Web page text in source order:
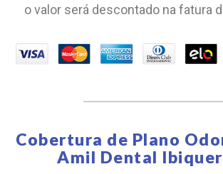
o valor será descontado na fatura
Cobertura de Plano
Amil Dental